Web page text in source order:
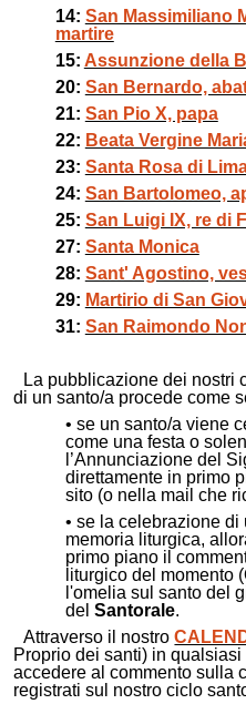
14: San Massimiliano
martire
15: Assunzione della
20: San Bernardo,
21: San Pio X, papa
22: Beata Vergine
23: Santa Rosa di
24: San Bartolomeo,
25: San Luigi IX, re di
27: Santa Monica
28: Sant' Agostino,
29: Martirio di San
31: San Raimondo
La pubblicazione dei nostri
di un santo/a procede come
• se un santo/a viene
come una festa o
l’Annunciazione del
direttamente in primo
sito (o nella mail che
• se la celebrazione di
memoria liturgica,
primo piano il
liturgico del momento
l'omelia sul santo del
delSantorale.
Attraverso il nostro
Proprio dei santi) in
accedere al commento sulla
registrati sul nostro ciclo